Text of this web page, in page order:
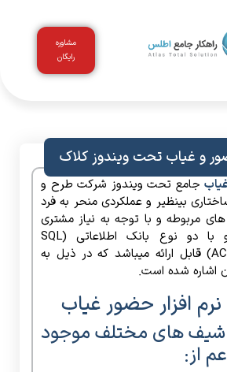
مشاوره
رایگان
و غیاب تحت ویندوز کلاک
جامع تحت ویندوز شرکت طرح و
بینظیر و عملکردی منحر به فرد
مربوطه و با توجه به نیاز مشتری
در سه نسخه و با دو نوع بانک اطلاعاتی (SQL
SERVERو ACCESS) قابل ارائه میباشد که در ذیل به
اشاره شده است.
افزار حضور غیاب
شیف های مختلف موجود
از: